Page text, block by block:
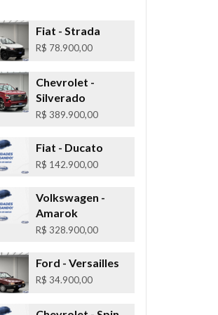
Fiat - Strada
R$ 78.900,00
Chevrolet -
Silverado
R$ 389.900,00
Fiat - Ducato
R$ 142.900,00
Volkswagen -
Amarok
R$ 328.900,00
Ford - Versailles
R$ 34.900,00